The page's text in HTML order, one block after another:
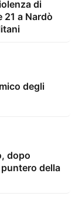
di
21 a Nardò
degli
dopo
della